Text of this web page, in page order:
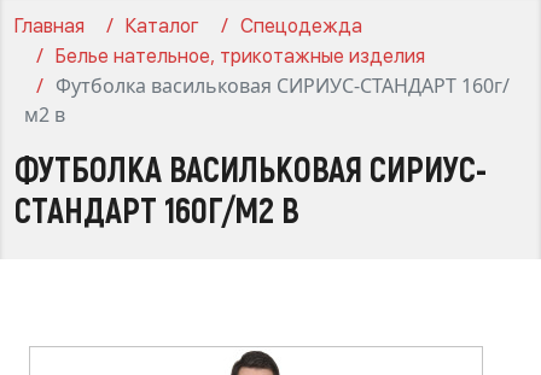
Главная Каталог
Спецодежда
Белье нательное, трикотажные изделия
Футболка васильковая СИРИУС-СТАНДАРТ 160г/
м2 в
ФУТБОЛКА ВАСИЛЬКОВАЯ СИРИУС-
СТАНДАРТ 160Г/М2 В